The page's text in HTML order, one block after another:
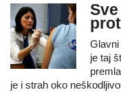
je taj
je i strah oko